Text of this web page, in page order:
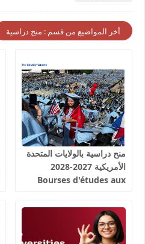
أخر المواضيع من قسم : منح دراسية
منح دراسية بالولايات المتحدة
الأمريكية 2027-2028
Bourses d'études aux